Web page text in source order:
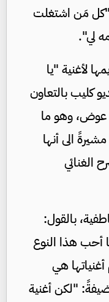
"كل مَن اشتغلت
لي".
لأغنية "يا
كليب بالتعاون
وهو ما
الى أنها
الغنائي
بالقول:
أحب هذا النوع
هي
"لكن أغنية